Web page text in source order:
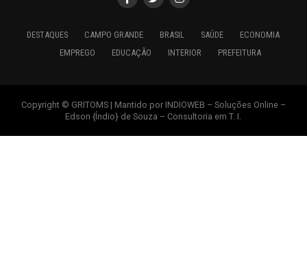
DESTAQUES CAMPO GRANDE BRASIL SAÚDE
ECONOMIA
EMPREGO
EDUCAÇÃO INTERIOR PREFEITURA
Copyright © GRITOMS | Mantido por INDIOWEB – Soluções Online –
Edson {Índio} de Souza – Consultoria em T. I.